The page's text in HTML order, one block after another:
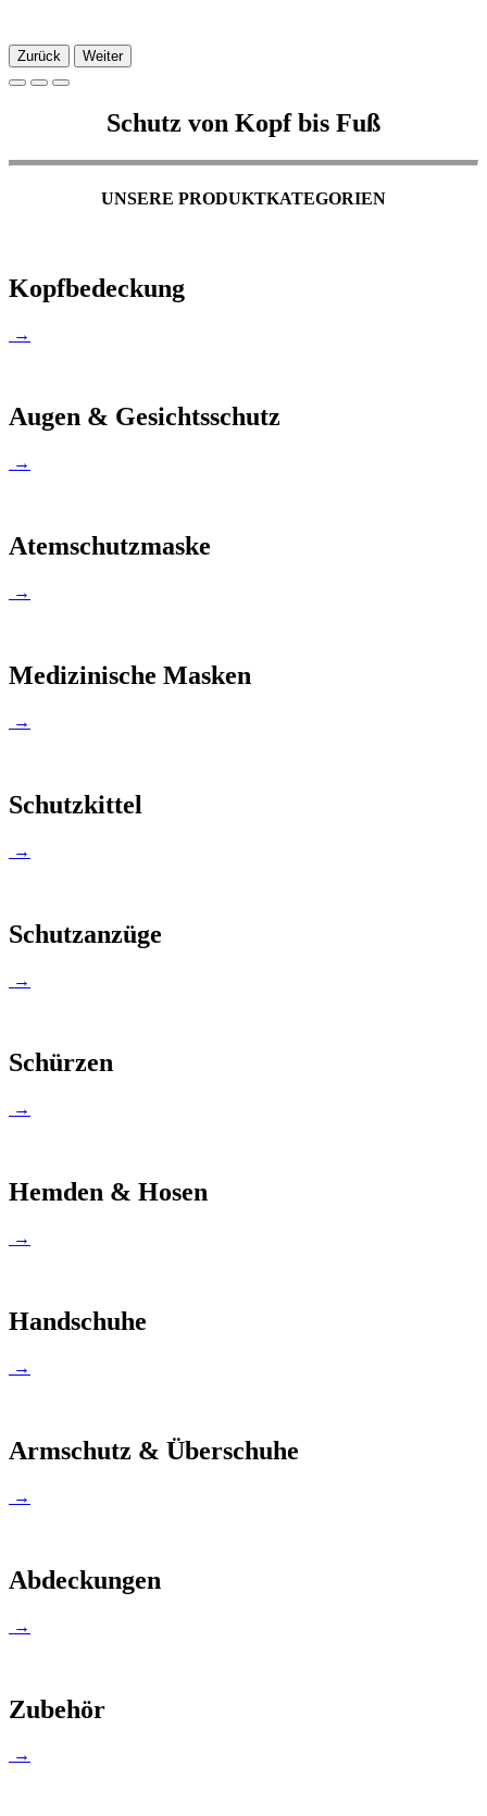
Zurück Weiter
Schutz von Kopf bis Fuß
UNSERE PRODUKTKATEGORIEN
Kopfbedeckung
→
Augen & Gesichtsschutz
→
Atemschutzmaske
→
Medizinische Masken
→
Schutzkittel
→
Schutzanzüge
→
Schürzen
→
Hemden & Hosen
→
Handschuhe
→
Armschutz & Überschuhe
→
Abdeckungen
→
Zubehör
→